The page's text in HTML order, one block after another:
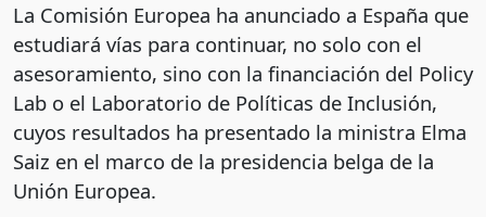
La Comisión Europea ha anunciado a España que
estudiará vías para continuar, no solo con el
asesoramiento, sino con la financiación del Policy
Lab o el Laboratorio de Políticas de Inclusión,
cuyos resultados ha presentado la ministra Elma
Saiz en el marco de la presidencia belga de la
Unión Europea.